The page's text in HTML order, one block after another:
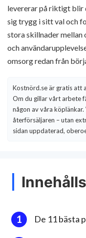
levererar på riktigt blir
sig trygg i sitt val och
stora skillnader mellan
och
omsorg redan från
Kostnörd.se är gratis att
Om du gillar vårt arbete
någon av våra
återförsäljaren – utan
sidan uppdaterad,
De 11 bästa